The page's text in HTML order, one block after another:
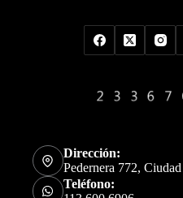
Dirección:
Pedernera 772,
Teléfono: